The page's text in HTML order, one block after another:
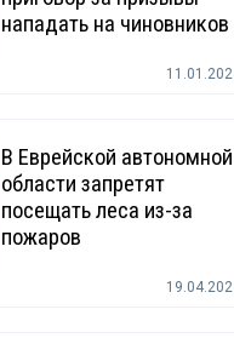
нападать на чиновников
В Еврейской автономной
области запретят
посещать леса из-за
пожаров